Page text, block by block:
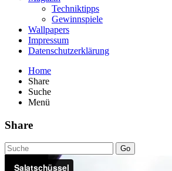
Techniktipps
Gewinnspiele
Wallpapers
Impressum
Datenschutzerklärung
Home
Share
Suche
Menü
Share
Go